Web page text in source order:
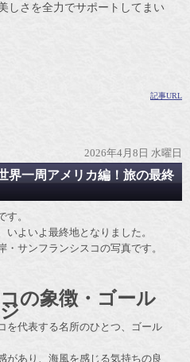
しさを全力でサポートしてまい
記事URL
2026年4月8日 水曜日
界一周アメリカ編！旅の最終
。
よいよ最終地となりました。
サンフランシスコの写真です。
の象徴・ゴール
を代表する名所のひとつ、ゴール
があり、海風を感じる気持ちの良